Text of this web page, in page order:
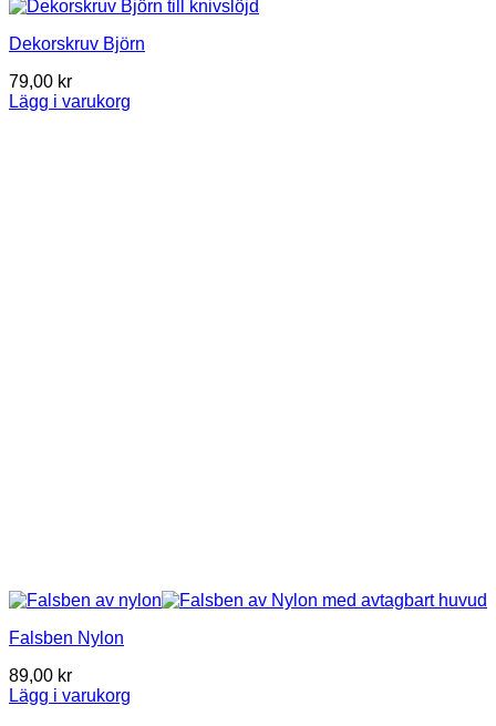
Dekorskruv Björn
79,00 kr
Lägg i varukorg
Falsben Nylon
89,00 kr
Lägg i varukorg